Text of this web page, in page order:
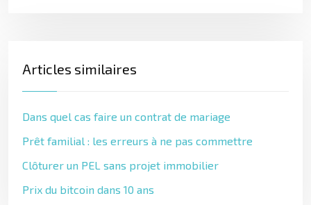
Articles similaires
Dans quel cas faire un contrat de mariage
Prêt familial : les erreurs à ne pas commettre
Clôturer un PEL sans projet immobilier
Prix du bitcoin dans 10 ans